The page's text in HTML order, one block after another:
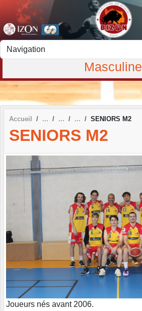
Masculine
Accueil SENIORS M2
SENIORS M2
Joueurs nés avant 2006.
Panneau de gestion des cookies